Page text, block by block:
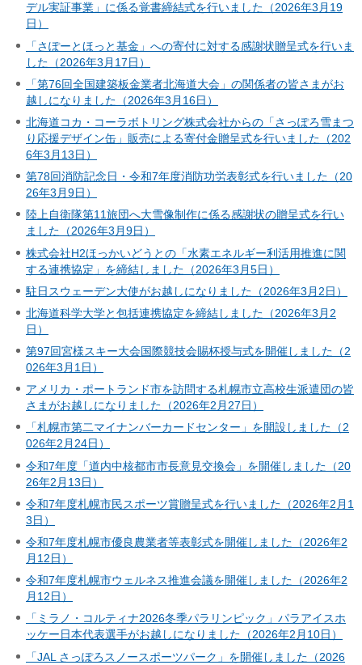
デル実証事業」に係る覚書締結式を行いました（2026年3月19
日）
「さぽーとほっと基金」への寄付に対する感謝状贈呈式を行いま
した（2026年3月17日）
「第76回全国建築板金業者北海道大会」の関係者の皆さまがお
越しになりました（2026年3月16日）
北海道コカ・コーラボトリング株式会社からの「さっぽろ雪まつ
り応援デザイン缶」販売による寄付金贈呈式を行いました（202
6年3月13日）
第78回消防記念日・令和7年度消防功労表彰式を行いました（20
26年3月9日）
陸上自衛隊第11旅団へ大雪像制作に係る感謝状の贈呈式を行い
ました（2026年3月9日）
株式会社H2ほっかいどうとの「水素エネルギー利活用推進に関
する連携協定」を締結しました（2026年3月5日）
駐日スウェーデン大使がお越しになりました（2026年3月2日）
北海道科学大学と包括連携協定を締結しました（2026年3月2
日）
第97回宮様スキー大会国際競技会賜杯授与式を開催しました（2
026年3月1日）
アメリカ・ポートランド市を訪問する札幌市立高校生派遣団の皆
さまがお越しになりました（2026年2月27日）
「札幌市第二マイナンバーカードセンター」を開設しました（2
026年2月24日）
令和7年度「道内中核都市市長意見交換会」を開催しました（20
26年2月13日）
令和7年度札幌市民スポーツ賞贈呈式を行いました（2026年2月1
3日）
令和7年度札幌市優良農業者等表彰式を開催しました（2026年2
月12日）
令和7年度札幌市ウェルネス推進会議を開催しました（2026年2
月12日）
「ミラノ・コルティナ2026冬季パラリンピック」パラアイスホ
ッケー日本代表選手がお越しになりました（2026年2月10日）
「JAL さっぽろスノースポーツパーク」を開催しました（2026